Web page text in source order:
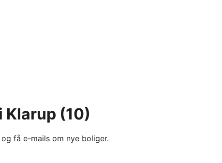
Klarup (10)
få e-mails om nye boliger.